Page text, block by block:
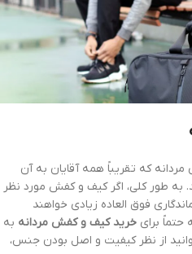
که تقریباً همه آقایان به آن
به طور کلی، اگر کیف و کفش مورد نظر
فوق العاده زیادی خواهند
حتماً برای خرید کیف و کفش مردانه به
از نظر کیفیت و اصل بودن جنس،